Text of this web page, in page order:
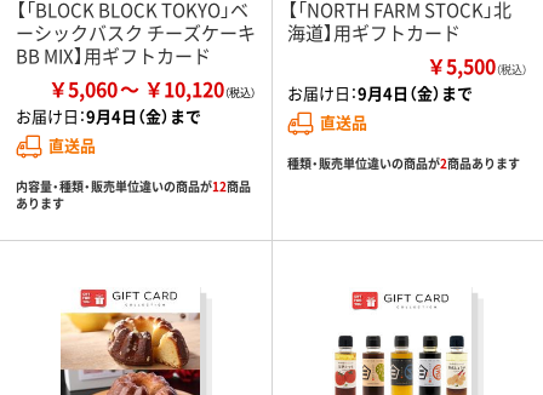
【「BLOCK BLOCK TOKYO」ベ
ーシックバスク チーズケーキ
BB MIX】用ギフトカード
￥5,060 ￥10,120
お届け日：9月4日（金）まで
直送品
内容量・種類・販売単位違いの商品が12商品
あります
【「NORTH FARM STOCK」北
海道】用ギフトカード
￥5,500（税込）
お届け日：9月4日（金）まで
直送品
種類・販売単位違いの商品が2商品あります